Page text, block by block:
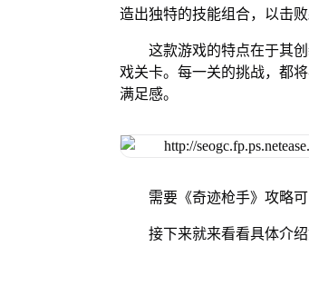
造出独特的技能组合，以击
这款游戏的特点在于其
戏关卡。每一关的挑战，都
满足感。
需要《奇迹枪手》攻略
接下来就来看看具体介